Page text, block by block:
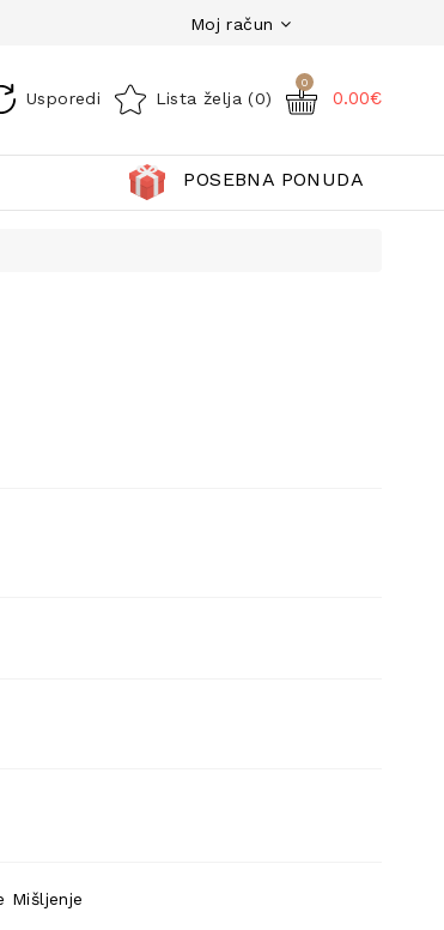
Moj račun
Usporedi Lista želja (0)
0
0.00€
POSEBNA PONUDA
Mišljenje